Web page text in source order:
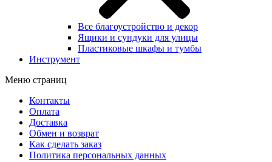
Все благоустройство и декор
Ящики и сундуки для улицы
Пластиковые шкафы и тумбы
Инструмент
Меню страниц
Контакты
Оплата
Доставка
Обмен и возврат
Как сделать заказ
Политика персональных данных